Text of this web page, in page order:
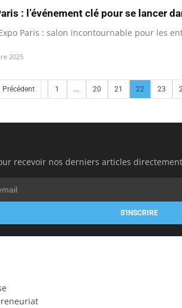
: l’événement clé pour se lancer
Expo Paris : salon incontournable pour les
2025
Précédent 1 ... 20 21 22 23
recevoir nos derniers articles
S'INSCRIRE